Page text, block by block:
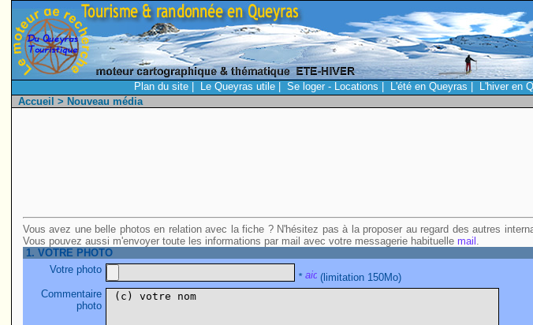
Plan du site| Le Queyras utile| Se loger - Locations L'été en Queyras L'hiver en
Accueil > Nouveau média
Vous avez une belle photos en relation avec la fiche ? N'hésitez pas à la proposer au regard des autres
Vous pouvez aussi m'envoyer toute les informations par mail avec votre messagerie habituelle mail .
1. VOTRE PHOTO
Votre photo
*
(limitation 150Mo)
Commentaire
photo